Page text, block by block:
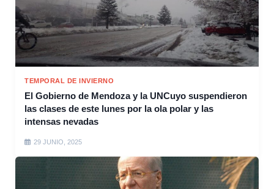
TEMPORAL DE INVIERNO
El Gobierno de Mendoza y la UNCuyo suspendieron
las clases de este lunes por la ola polar y las
intensas nevadas
29 JUNIO, 2025